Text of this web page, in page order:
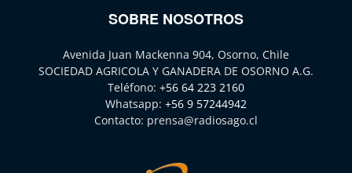
SOBRE NOSOTROS
Avenida Juan Mackenna 904, Osorno, Chile
SOCIEDAD AGRICOLA Y GANADERA DE OSORNO A.G.
Teléfono: +56 64 223 2160
Whatsapp: +56 9 57244942
Contacto: prensa@radiosago.cl